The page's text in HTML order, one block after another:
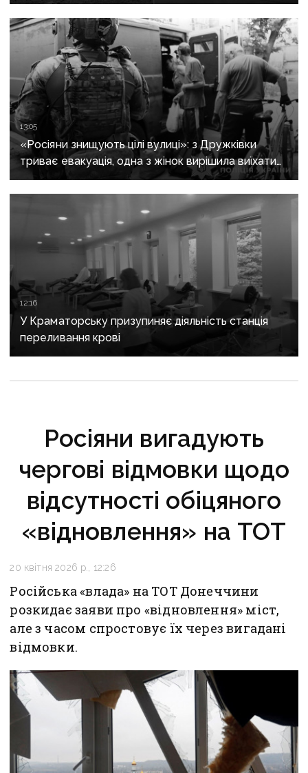
13:05
«Росіяни знищують цілі вулиці»: з Дружківки
триває евакуація, одна з жінок вирішила виїхати
після загибелі чоловіка
12:16
У Краматорську призупиняє діяльність станція
переливання крові
Росіяни вигадують
чергові відмовки щодо
відсутності обіцяного
«відновлення» на ТОТ
20 квітня 2026 р., 12:26
Російська «влада» на ТОТ Донеччини
розкидає заяви про «відновлення» міст,
але з часом спростовує їх через вигадані
відмовки.